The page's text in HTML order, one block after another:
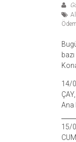
14/
Ana
15/